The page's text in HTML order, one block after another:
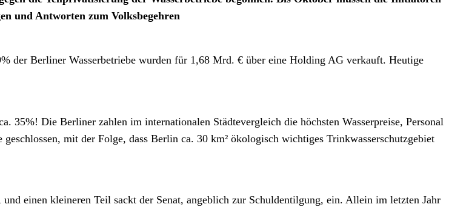
und Antworten zum Volksbegehren
der Berliner Wasserbetriebe wurden für 1,68 Mrd. € über eine Holding AG verkauft. Heutige
35%! Die Berliner zahlen im internationalen Städtevergleich die höchsten Wasserpreise, Personal
mit der Folge, dass Berlin ca. 30 km² ökologisch wichtiges Trinkwasserschutzgebiet
einen kleineren Teil sackt der Senat, angeblich zur Schuldentilgung, ein. Allein im letzten Jahr